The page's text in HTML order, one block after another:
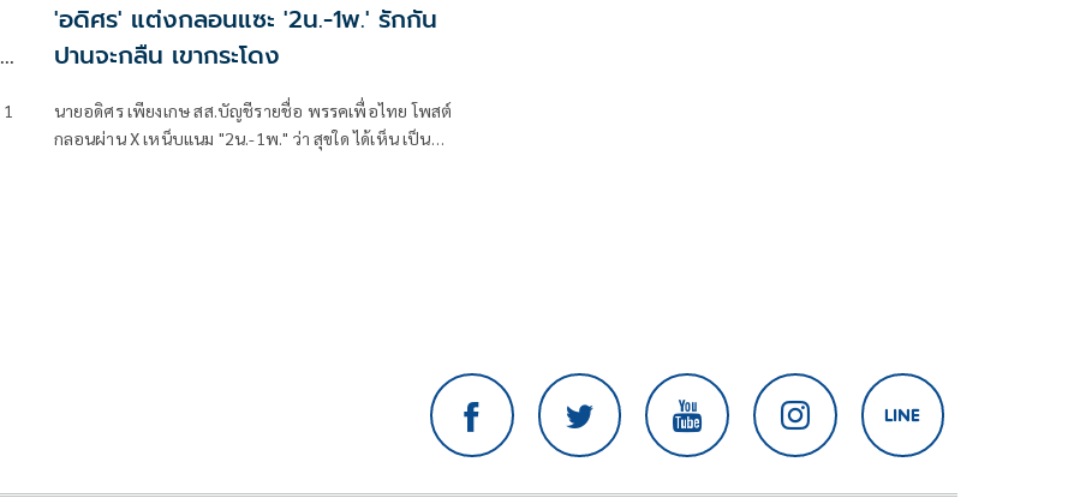
'อดิศร' แต่งกลอนแซะ '2น.-1พ.' รักกัน
ปานจะกลืน เขากระโดง
นายอดิศร เพียงเกษ สส.บัญชีรายชื่อ พรรคเพื่อไทย โพสต์
กลอนผ่าน X เหน็บแนม "2น.-1พ." ว่า สุขใด ได้เห็น เป็น